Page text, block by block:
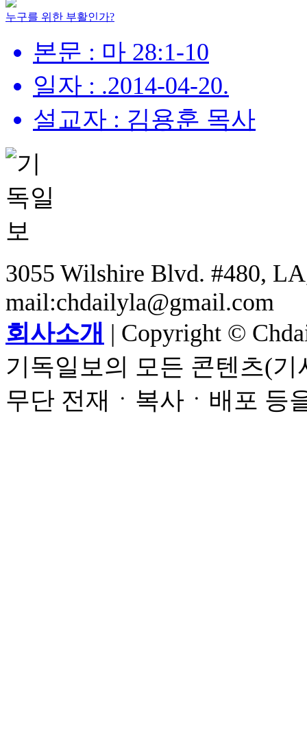
누구를 위한 부활인가?
본문 : 마 28:1-10
일자 : .2014-04-20.
설교자 : 김용훈 목사
3055 Wilshire Blvd. #480,
mail:chdailyla@gmail.com
회사소개 | Copyright ©
기독일보의 모든 콘텐츠(
무단 전재ㆍ복사ㆍ배포 등